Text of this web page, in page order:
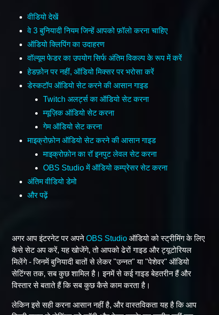
वीडियो देखें
वे 3 बुनियादी नियम जिन्हें आपको फ़ॉलो करना चाहिए
ऑडियो क्लिपिंग का उदाहरण
वॉल्यूम फेडर का उपयोग सिर्फ अंतिम विकल्प के रूप में करें
हेडफ़ोन पर नहीं, ऑडियो मिक्सर पर भरोसा करें
डेस्कटॉप ऑडियो सेट करने की आसान गाइड
Twitch अलर्ट्स का ऑडियो सेट करना
म्यूज़िक ऑडियो सेट करना
गेम ऑडियो सेट करना
माइक्रोफ़ोन ऑडियो सेट करने की आसान गाइड
माइक्रोफ़ोन का रॉ इनपुट लेवल सेट करना
OBS Studio में ऑडियो कम्प्रेसर सेट करना
अंतिम वीडियो डेमो
और पढ़ें
अगर आप इंटरनेट पर अपनेOBS Studio ऑडियो को स्ट्रीमिंग के लिए
कैसे सेट अप करें, यह खोजेंगे, तो आपको ढेरों गाइड और ट्यूटोरियल
मिलेंगे - जिनमें बुनियादी बातों से लेकर "उन्नत" या "पेशेवर" ऑडियो
सेटिंग्स तक, सब कुछ शामिल है। इनमें से कई गाइड बेहतरीन हैं और
विस्तार से बताते हैं कि सब कुछ कैसे काम करता है।
लेकिन इसे सही करना आसान नहीं है, और वास्तविकता यह है कि आप